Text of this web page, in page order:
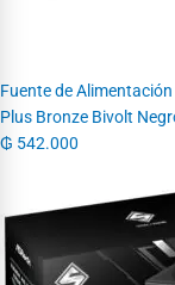
Fuente de
Plus Bronze Bivolt
₲ 542.000